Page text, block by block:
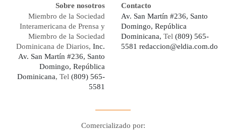
Sobre nosotros
Miembro de la Sociedad
Interamericana de Prensa y
Miembro de la Sociedad
Dominicana de Diarios, Inc.
Av. San Martín #236, Santo
Domingo, República
Dominicana, Tel (809) 565-
5581
Contacto
Av. San Martín #236, Santo
Domingo, República
Dominicana, Tel (809) 565-
5581 redaccion@eldia.com.do
Comercializado por: